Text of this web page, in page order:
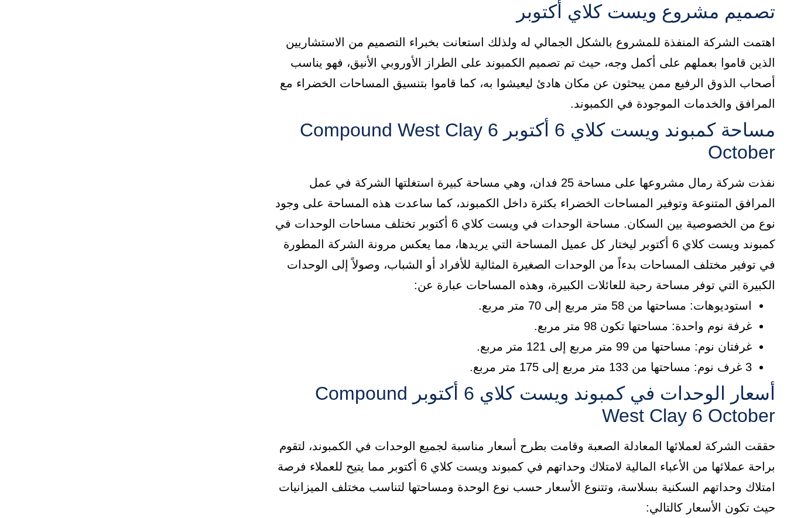
تصميم مشروع ويست كلاي أكتوبر
اهتمت الشركة المنفذة للمشروع بالشكل الجمالي له ولذلك استعانت بخبراء التصميم من الاستشاريين
الذين قاموا بعملهم على أكمل وجه، حيث تم تصميم الكمبوند على الطراز الأوروبي الأنيق، فهو يناسب
أصحاب الذوق الرفيع ممن يبحثون عن مكان هادئ ليعيشوا به، كما قاموا بتنسيق المساحات الخضراء مع
المرافق والخدمات الموجودة في الكمبوند.
مساحة كمبوند ويست كلاي 6 أكتوبر Compound West Clay 6
October
نفذت شركة رمال مشروعها على مساحة 25 فدان، وهي مساحة كبيرة استغلتها الشركة في عمل
المرافق المتنوعة وتوفير المساحات الخضراء بكثرة داخل الكمبوند، كما ساعدت هذه المساحة على وجود
نوع من الخصوصية بين السكان. مساحة الوحدات في ويست كلاي 6 أكتوبر تختلف مساحات الوحدات في
كمبوند ويست كلاي 6 أكتوبر ليختار كل عميل المساحة التي يريدها، مما يعكس مرونة الشركة المطورة
في توفير مختلف المساحات بدءاً من الوحدات الصغيرة المثالية للأفراد أو الشباب، وصولاً إلى الوحدات
الكبيرة التي توفر مساحة رحبة للعائلات الكبيرة، وهذه المساحات عبارة عن:
استوديوهات: مساحتها من 58 متر مربع إلى 70 متر مربع.
غرفة نوم واحدة: مساحتها تكون 98 متر مربع.
غرفتان نوم: مساحتها من 99 متر مربع إلى 121 متر مربع.
3 غرف نوم: مساحتها من 133 متر مربع إلى 175 متر مربع.
أسعار الوحدات في كمبوند ويست كلاي 6 أكتوبر Compound
West Clay 6 October
حققت الشركة لعملائها المعادلة الصعبة وقامت بطرح أسعار مناسبة لجميع الوحدات في الكمبوند، لتقوم
براحة عملائها من الأعباء المالية لامتلاك وحداتهم في كمبوند ويست كلاي 6 أكتوبر مما يتيح للعملاء فرصة
امتلاك وحداتهم السكنية بسلاسة، وتتنوع الأسعار حسب نوع الوحدة ومساحتها لتناسب مختلف الميزانيات
حيث تكون الأسعار كالتالي: